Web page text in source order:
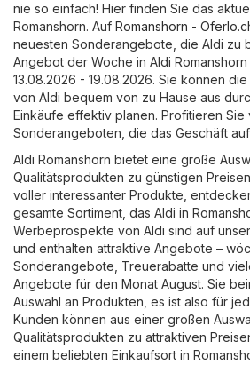
nie so einfach! Hier finden Sie das
Romanshorn. Auf Romanshorn -
neuesten Sonderangebote, die Aldi zu
Angebot der Woche in Aldi
13.08.2026 - 19.08.2026. Sie können
von Aldi bequem von zu Hause aus
Einkäufe effektiv planen. Profitieren Sie
Sonderangeboten, die das Geschäft
Aldi Romanshorn bietet eine große
Qualitätsprodukten zu günstigen
voller interessanter Produkte,
gesamte Sortiment, das Aldi in
Werbeprospekte von Aldi sind auf
und enthalten attraktive Angebote –
Sonderangebote, Treuerabatte und
Angebote für den Monat August. Sie
Auswahl an Produkten, es ist also für
Kunden können aus einer großen
Qualitätsprodukten zu attraktiven
einem beliebten Einkaufsort in